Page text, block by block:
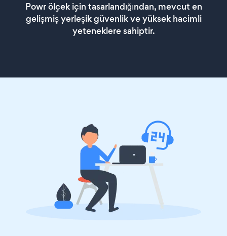
Powr ölçek için tasarlandığından, mevcut en
gelişmiş yerleşik güvenlik ve yüksek hacimli
yeteneklere sahiptir.